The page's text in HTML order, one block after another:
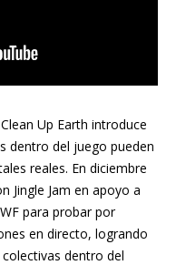
Up Earth introduce
dentro del juego pueden
reales. En diciembre
Jingle Jam en apoyo a
para probar por
en directo, logrando
dentro del